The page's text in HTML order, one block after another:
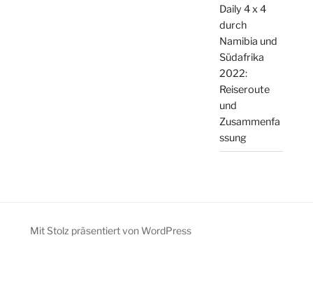
Daily 4 x 4
durch
Namibia und
Südafrika
2022:
Reiseroute
und
Zusammenfa
ssung
Mit Stolz präsentiert von WordPress